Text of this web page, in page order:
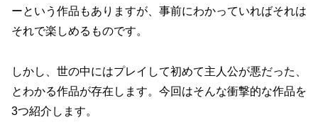
ーという作品もありますが、事前にわかっていればそれは
それで楽しめるものです。
しかし、世の中にはプレイして初めて主人公が悪だった、
とわかる作品が存在します。今回はそんな衝撃的な作品を
3つ紹介します。